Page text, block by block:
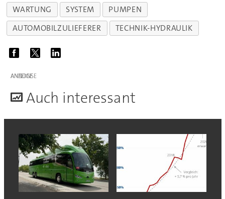
WARTUNG SYSTEM
PUMPEN
AUTOMOBILZULIEFERER
TECHNIK-HYDRAULIK
ANZEIGE
Auch interessant